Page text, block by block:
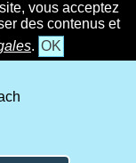
vous acceptez
des contenus et
. OK